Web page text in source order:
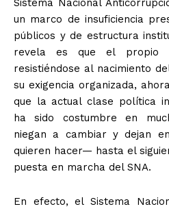
Sistema Nacional
un marco de insuficiencia
públicos y de estructura
revela es que el propio
resistiéndose al nacimiento
su exigencia organizada,
que la actual clase política
ha sido costumbre en
niegan a cambiar y dejan
quieren hacer— hasta el
puesta en marcha del SNA.
En efecto, el Sistema